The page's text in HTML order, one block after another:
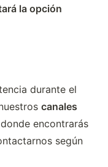
la opción
durante el
canales
encontrarás
según